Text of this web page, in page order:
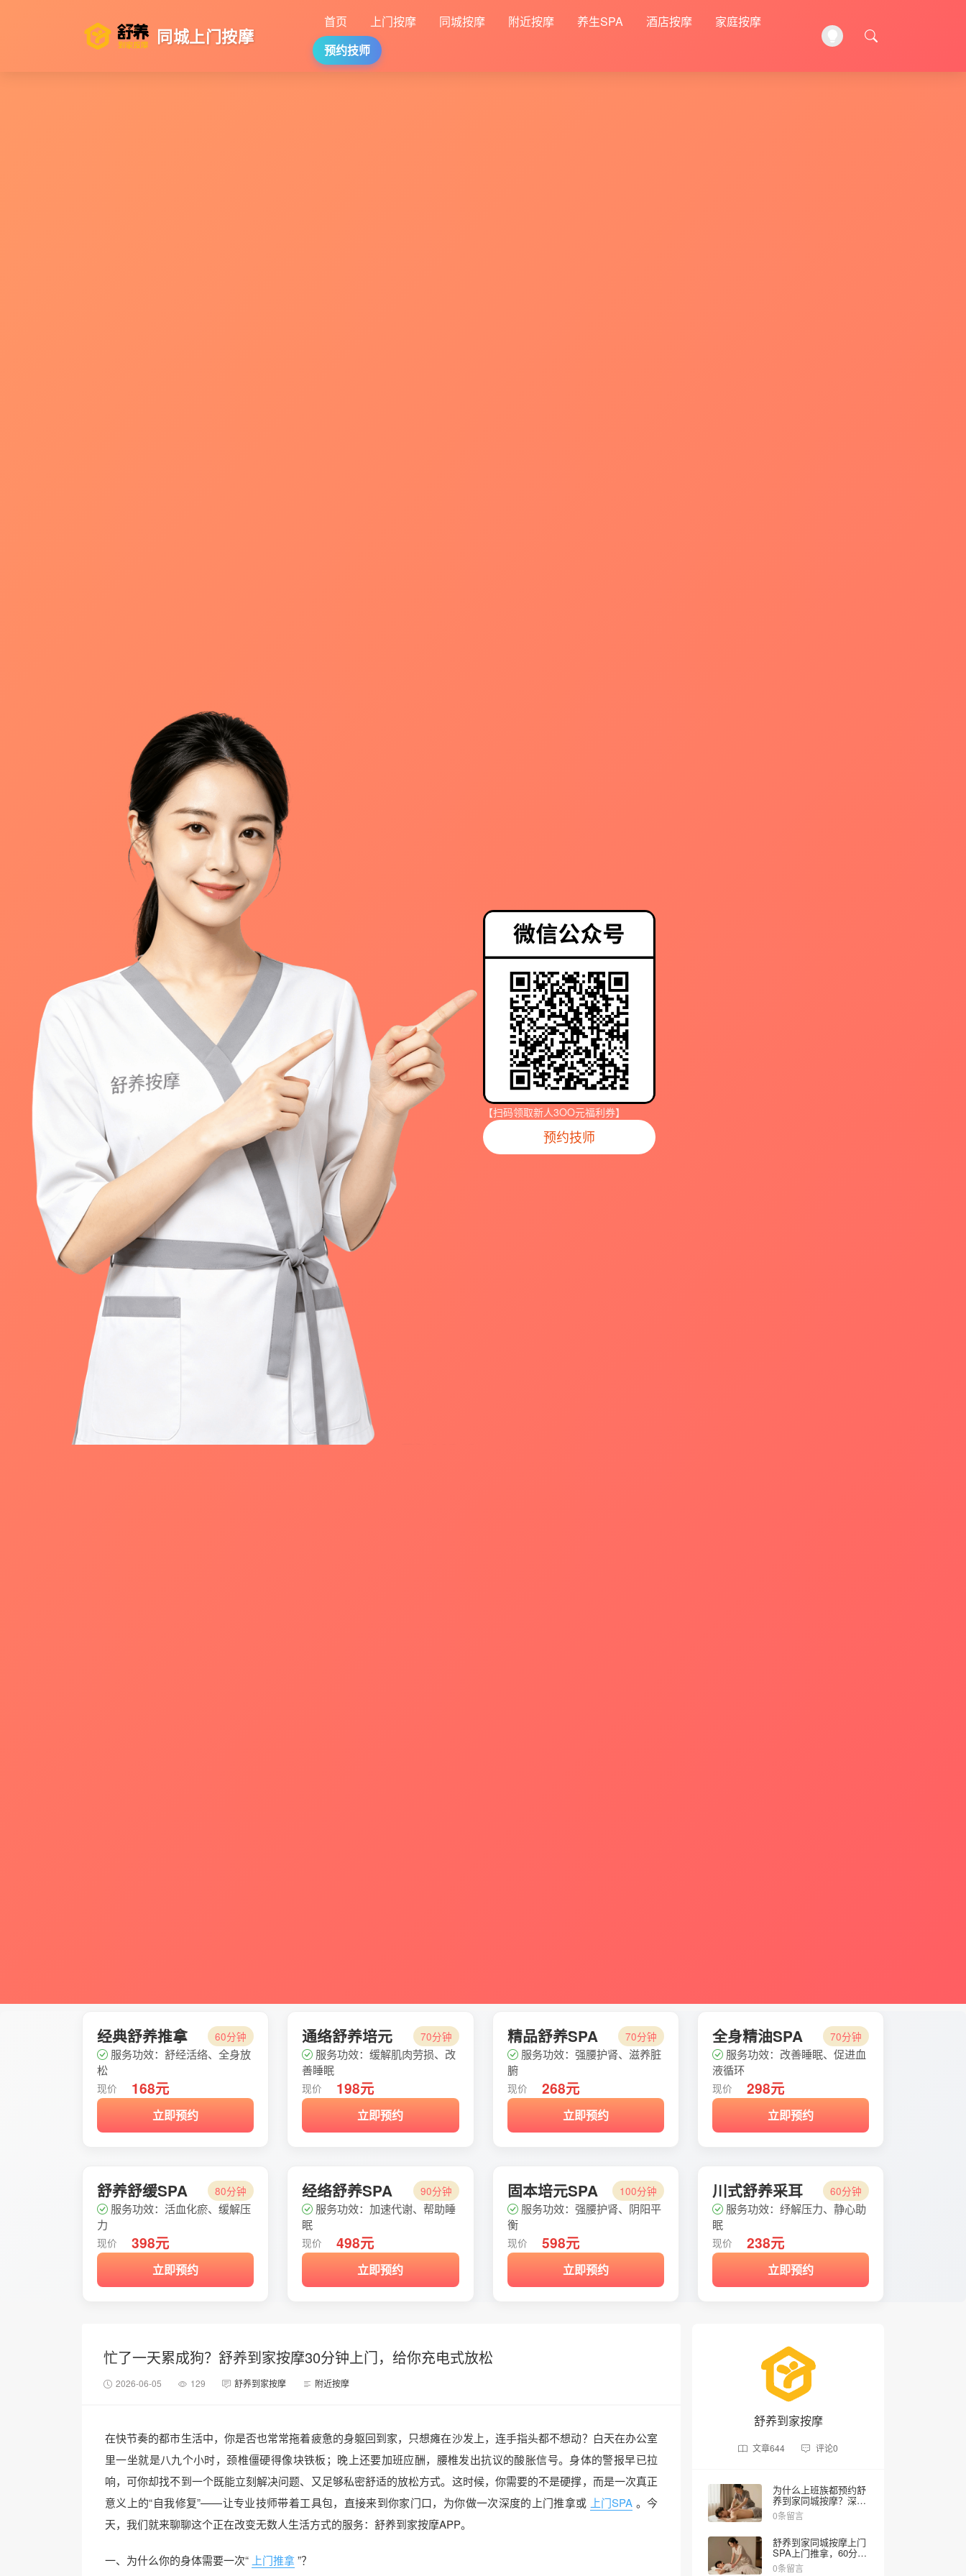
同城上门按摩
首页 上门按摩 同城按摩 附近按摩 养生SPA 酒店按摩
家庭按摩
预约技师
【扫码领取新人3OO元福利券】
预约技师
经典舒养推拿 60分钟
服务功效：舒经活络、全身放
松
现价 168元
立即预约
通络舒养培元 70分钟
服务功效：缓解肌肉劳损、改
善睡眠
现价 198元
立即预约
精品舒养SPA 70分钟
服务功效：强腰护肾、滋养脏
腑
现价 268元
立即预约
全身精油SPA 70分钟
服务功效：改善睡眠、促进血
液循环
现价 298元
立即预约
舒养舒缓SPA 80分钟
服务功效：活血化瘀、缓解压
力
现价 398元
立即预约
经络舒养SPA 90分钟
服务功效：加速代谢、帮助睡
眠
现价 498元
立即预约
固本培元SPA 100分钟
服务功效：强腰护肾、阴阳平
衡
现价 598元
立即预约
川式舒养采耳 60分钟
服务功效：纾解压力、静心助
眠
现价 238元
立即预约
忙了一天累成狗？舒养到家按摩30分钟上门，给你充电式放松
2026-06-05 129 舒养到家按摩 附近按摩
在快节奏的都市生活中，你是否也常常拖着疲惫的身躯回到家，只想瘫在沙发上，连手指头都不想动？白天在办公室
里一坐就是八九个小时，颈椎僵硬得像块铁板；晚上还要加班应酬，腰椎发出抗议的酸胀信号。身体的警报早已拉
响，可你却找不到一个既能立刻解决问题、又足够私密舒适的放松方式。这时候，你需要的不是硬撑，而是一次真正
意义上的“自我修复”——让专业技师带着工具包，直接来到你家门口，为你做一次深度的上门推拿或 上门SPA 。今
天，我们就来聊聊这个正在改变无数人生活方式的服务：舒养到家按摩APP。
一、为什么你的身体需要一次“ 上门推拿”？
舒养到家按摩
文章644 评论0
为什么上班族都预约舒
养到家同城按摩？深层
放松护理让状态焕然一
新！
0条留言
舒养到家同城按摩上门
SPA上门推拿，60分钟
唤醒身体活力
0条留言